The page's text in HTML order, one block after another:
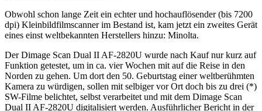
Obwohl schon lange Zeit ein echter und hochauflösender (bis 7200
dpi) Kleinbildfilmscanner im Bestand ist, kam jetzt ein zweites Gerät
eines einst weltbekannten Herstellers hinzu: Minolta.
Der Dimage Scan Dual II AF-2820U wurde nach Kauf nur kurz auf
Funktion getestet, um in ca. vier Wochen mit auf die Reise in den
Norden zu gehen. Um dort den 50. Geburtstag einer weltberühmten
Kamera zu würdigen, sollen mit selbiger vor Ort doch bis zu drei (*)
SW-Filme belichtet, selbst verarbeitet und mit dem Dimage Scan
Dual II AF-2820U digitalisiert werden. Ausführlicher Bericht in der